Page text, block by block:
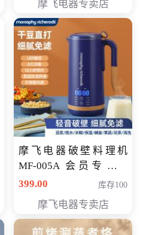
摩飞电器专卖店
摩飞电器破壁料理机
MF-005A 会员专享价
198元
399.00 库存100
摩飞电器专卖店